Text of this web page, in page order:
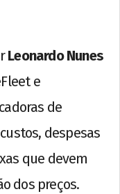
Leonardo Nunes
e
de
despesas
que devem
dos preços.